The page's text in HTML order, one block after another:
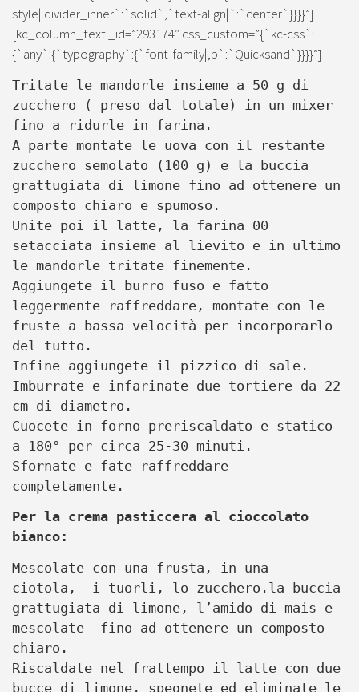
style|.divider_inner`:`solid`,`text-align|`:`center`}}}}”]
[kc_column_text _id=”293174″ css_custom=”{`kc-css`:
{`any`:{`typography`:{`font-family|,p`:`Quicksand`}}}}”]
Tritate le mandorle insieme a 50 g di
zucchero ( preso dal totale) in un mixer
fino a ridurle in farina.
A parte montate le uova con il restante
zucchero semolato (100 g) e la buccia
grattugiata di limone fino ad ottenere un
composto chiaro e spumoso.
Unite poi il latte, la farina 00
setacciata insieme al lievito e in ultimo
le mandorle tritate finemente.
Aggiungete il burro fuso e fatto
leggermente raffreddare, montate con le
fruste a bassa velocità per incorporarlo
del tutto.
Infine aggiungete il pizzico di sale.
Imburrate e infarinate due tortiere da 22
cm di diametro.
Cuocete in forno preriscaldato e statico
a 180° per circa 25-30 minuti.
Sfornate e fate raffreddare
completamente.
Per la crema pasticcera al cioccolato
bianco:
Mescolate con una frusta, in una
ciotola, i tuorli, lo zucchero.la buccia
grattugiata di limone, l’amido di mais e
mescolate fino ad ottenere un composto
chiaro.
Riscaldate nel frattempo il latte con due
bucce di limone, spegnete ed eliminate le